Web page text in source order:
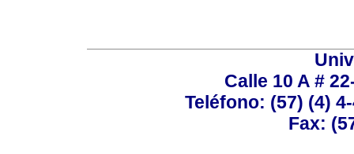
Calle 10 A #
Teléfono: (57) (4)
Fax: